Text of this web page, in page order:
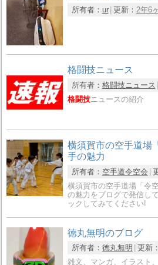
所有者： ur 更新： 2年6
格闘技ニュース
所有者： 格闘技ニュース
格闘技 ニュースの紹介
横須賀市の空手道場
手の魅力
所有者： 空手道令空会
横須賀市の空手道場「令
の魅力をブログで発信し
ックしてみてください!
徳丸無明のブログ
所有者： 徳丸無明 更新：
雑文、マンガ、イラスト